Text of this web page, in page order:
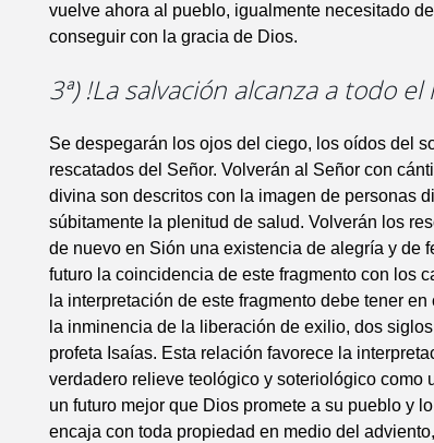
vuelve ahora al pueblo, igualmente necesitado
conseguir con la gracia de Dios.
3ª) !La salvación alcanza a todo
Se despegarán los ojos del ciego, los oídos del
rescatados del Señor. Volverán al Señor con
divina son descritos con la imagen de personas
súbitamente la plenitud de salud. Volverán los
de nuevo en Sión una existencia de alegría y de
futuro la coincidencia de este fragmento con los
la interpretación de este fragmento debe tener
la inminencia de la liberación de exilio, dos
profeta Isaías. Esta relación favorece la
verdadero relieve teológico y soteriológico como
un futuro mejor que Dios promete a su pueblo y
encaja con toda propiedad en medio del